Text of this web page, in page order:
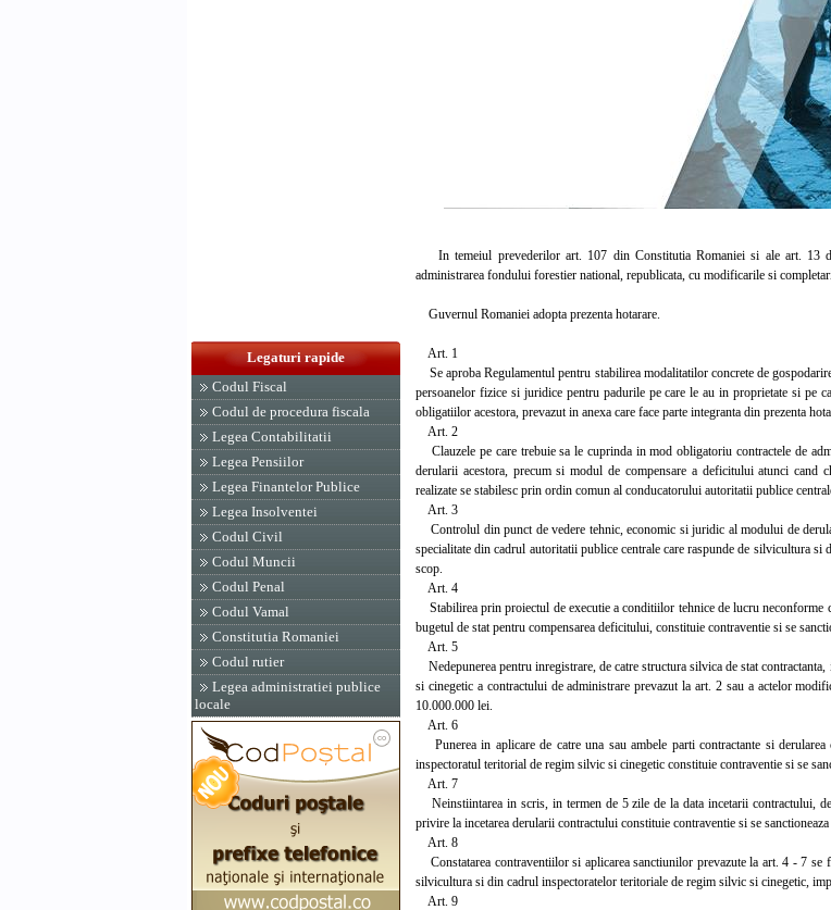
Legaturi rapide
Codul Fiscal
Codul de procedura fiscala
Legea Contabilitatii
Legea Pensiilor
Legea Finantelor Publice
Legea Insolventei
Codul Civil
Codul Muncii
Codul Penal
Codul Vamal
Constitutia Romaniei
Codul rutier
Legea administratiei publice
locale
In temeiul prevederilor art. 107 din Constitutia Romaniei si ale art. 13
administrarea fondului forestier national, republicata, cu modificarile si
Guvernul Romaniei adopta prezenta hotarare.
Art. 1
Se aproba Regulamentul pentru stabilirea modalitatilor concrete de
persoanelor fizice si juridice pentru padurile pe care le au in proprietate si pe
obligatiilor acestora, prevazut in anexa care face parte integranta din prezenta
Art. 2
Clauzele pe care trebuie sa le cuprinda in mod obligatoriu contractele de
derularii acestora, precum si modul de compensare a deficitului atunci
realizate se stabilesc prin ordin comun al conducatorului autoritatii publice
Art. 3
Controlul din punct de vedere tehnic, economic si juridic al modului de
specialitate din cadrul autoritatii publice centrale care raspunde de silvicultura
scop.
Art. 4
Stabilirea prin proiectul de executie a conditiilor tehnice de lucru neconforme
bugetul de stat pentru compensarea deficitului, constituie contraventie si se
Art. 5
Nedepunerea pentru inregistrare, de catre structura silvica de stat
si cinegetic a contractului de administrare prevazut la art. 2 sau a actelor
10.000.000 lei.
Art. 6
Punerea in aplicare de catre una sau ambele parti contractante si
inspectoratul teritorial de regim silvic si cinegetic constituie contraventie si se
Art. 7
Neinstiintarea in scris, in termen de 5 zile de la data incetarii contractului,
privire la incetarea derularii contractului constituie contraventie si se
Art. 8
Constatarea contraventiilor si aplicarea sanctiunilor prevazute la art. 4 - 7 se
silvicultura si din cadrul inspectoratelor teritoriale de regim silvic si cinegetic,
Art. 9